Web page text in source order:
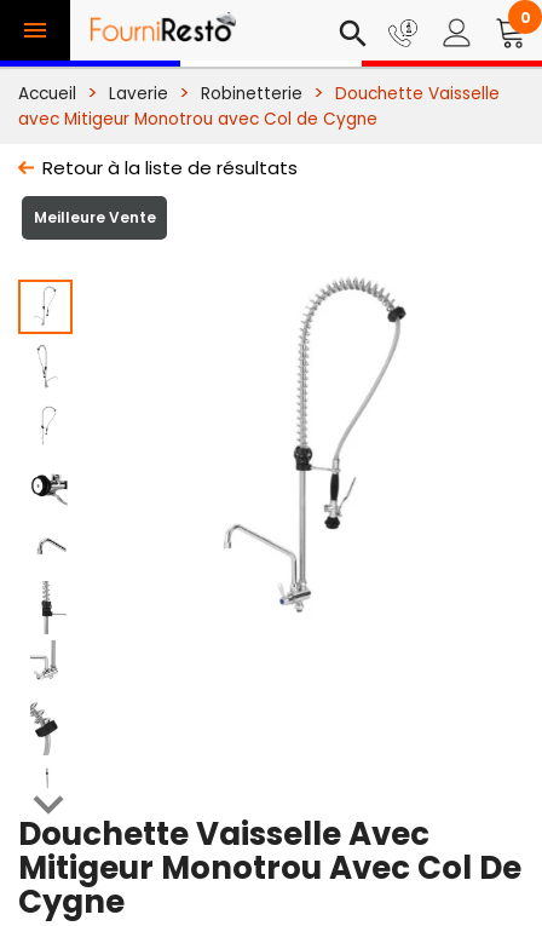
 search 0
Accueil Laverie Robinetterie
Douchette Vaisselle
avec Mitigeur Monotrou avec Col de Cygne
Retour à la liste de résultats
Meilleure Vente

Douchette Vaisselle Avec
Mitigeur Monotrou Avec Col De
Cygne